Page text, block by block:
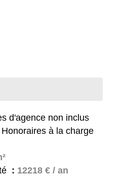
d'agence non inclus
à la charge
12218 € / an